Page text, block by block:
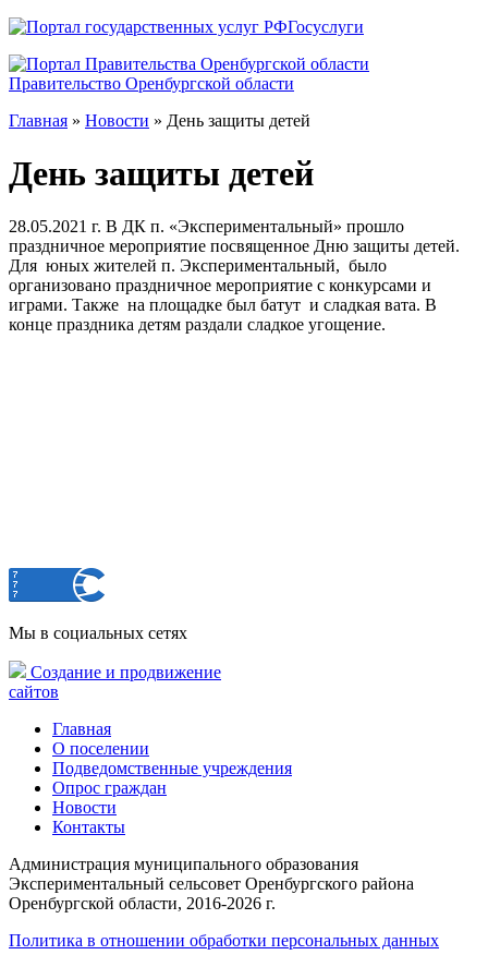
Госуслуги
Правительство Оренбургской области
Главная » Новости » День защиты детей
День защиты детей
28.05.2021 г. В ДК п. «Экспериментальный» прошло
праздничное мероприятие посвященное Дню защиты детей.
Для юных жителей п. Экспериментальный, было
организовано праздничное мероприятие с конкурсами и
играми. Также на площадке был батут и сладкая вата. В
конце праздника детям раздали сладкое угощение.
Мы в социальных сетях
Создание и продвижение
сайтов
Главная
О поселении
Подведомственные учреждения
Опрос граждан
Новости
Контакты
Администрация муниципального образования
Экспериментальный сельсовет Оренбургского района
Оренбургской области, 2016-2026 г.
Политика в отношении обработки персональных данных